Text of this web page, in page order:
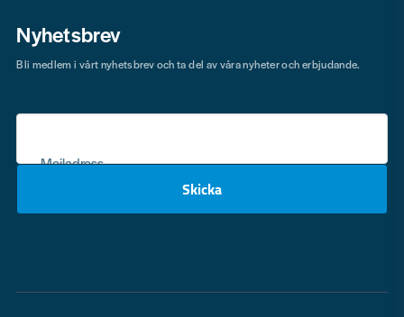
Nyhetsbrev
Mejladress
Skicka
Bli medlem i vårt nyhetsbrev och ta del av våra nyheter och erbjudande.